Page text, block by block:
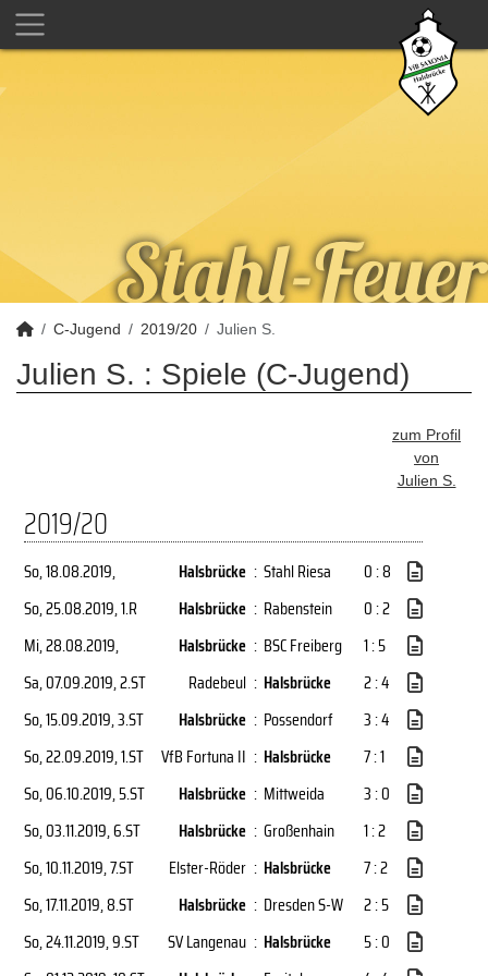
C-Jugend 2019/20 Julien S.
Julien S. : Spiele (C-Jugend)
zum Profil
von
Julien S.
2019/20
So, 18.08.2019, Halsbrücke : Stahl Riesa
0 : 8
So, 25.08.2019, 1.R Halsbrücke : Rabenstein
0 : 2
Mi, 28.08.2019, Halsbrücke : BSC Freiberg
1 : 5
Sa, 07.09.2019, 2.ST Radebeul : Halsbrücke
2 : 4
So, 15.09.2019, 3.ST Halsbrücke : Possendorf
3 : 4
So, 22.09.2019, 1.ST VfB Fortuna II : Halsbrücke
7 : 1
So, 06.10.2019, 5.ST Halsbrücke : Mittweida
3 : 0
So, 03.11.2019, 6.ST Halsbrücke : Großenhain
1 : 2
So, 10.11.2019, 7.ST Elster-Röder : Halsbrücke
7 : 2
So, 17.11.2019, 8.ST Halsbrücke : Dresden S-W
2 : 5
So, 24.11.2019, 9.ST SV Langenau : Halsbrücke
5 : 0